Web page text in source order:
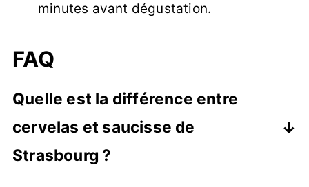
minutes avant dégustation.
FAQ
Quelle est la différence entre
cervelas et saucisse de
Strasbourg ?